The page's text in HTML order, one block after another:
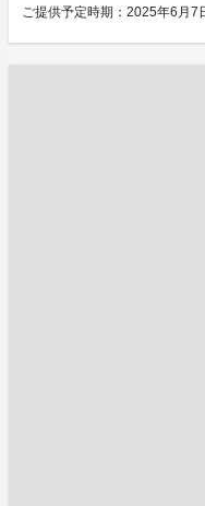
ご提供予定時期：2025年6月7